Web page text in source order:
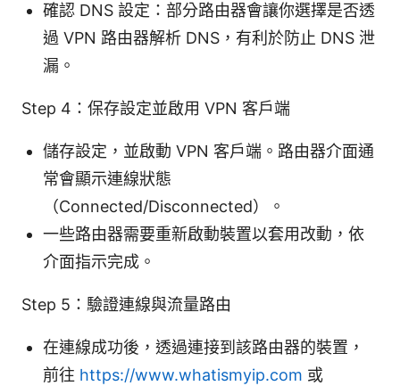
確認 DNS 設定：部分路由器會讓你選擇是否透
過 VPN 路由器解析 DNS，有利於防止 DNS 泄
漏。
Step 4：保存設定並啟用 VPN 客戶端
儲存設定，並啟動 VPN 客戶端。路由器介面通
常會顯示連線狀態
（Connected/Disconnected）。
一些路由器需要重新啟動裝置以套用改動，依
介面指示完成。
Step 5：驗證連線與流量路由
在連線成功後，透過連接到該路由器的裝置，
前往 https://www.whatismyip.com 或